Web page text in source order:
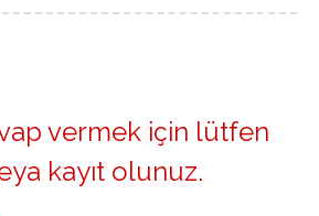
vermek için lütfen
kayıt olunuz.